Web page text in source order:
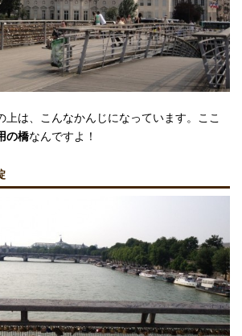
上は、こんなかんじになっています。ここ
の橋なんですよ！